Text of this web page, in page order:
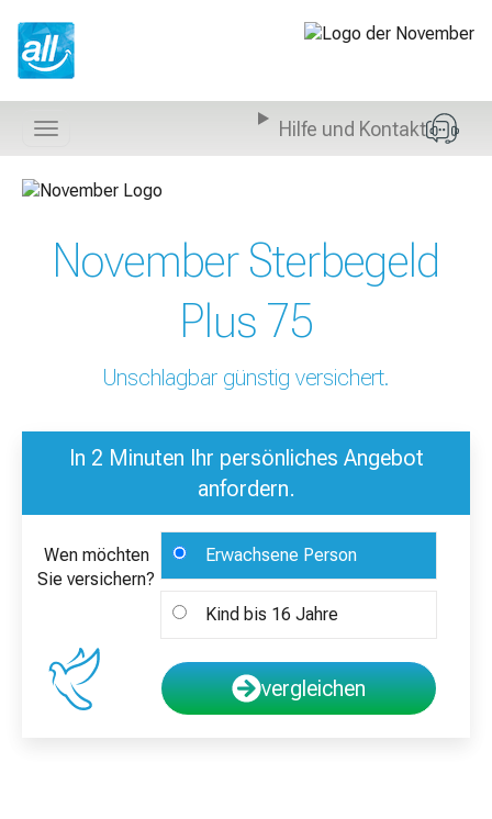
n
a
Navigation
anzeigen
Hilfe und Kontakt
November Sterbegeld
Plus 75
Unschlagbar günstig versichert.
In 2 Minuten Ihr persönliches Angebot
anfordern.
Wen möchten
Sie versichern?
Erwachsene Person
Kind bis 16 Jahre
vergleichen